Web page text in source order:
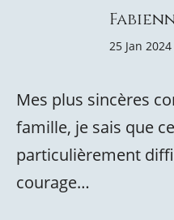
25 Jan
Mes plus sincères
famille, je sais que
particulièrement
courage…